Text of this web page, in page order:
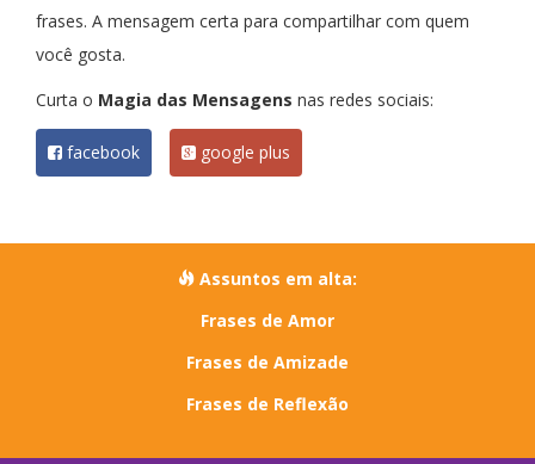
frases. A mensagem certa para compartilhar com quem
você gosta.
Curta o Magia das Mensagens nas redes sociais:
facebook google plus
Assuntos em alta:
Frases de Amor
Frases de Amizade
Frases de Reflexão